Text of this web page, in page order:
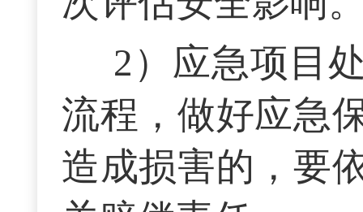
2）应急项目
流程，做好应急
造成损害的，要